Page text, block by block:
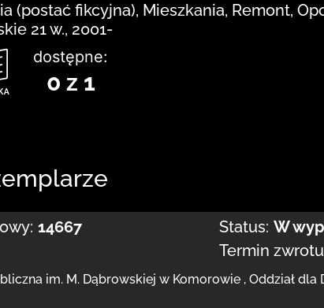
(postać fikcyjna), Mieszkania, Remont,
21 w., 2001-
dostępne:
0 z 1
14667
Status: W
Termin
im. M. Dąbrowskiej w Komorowie , Oddział dla